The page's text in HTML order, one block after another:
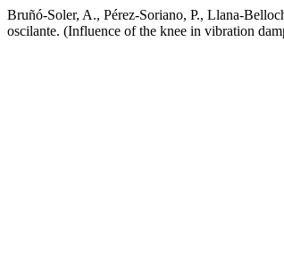
Bruñó-Soler, A., Pérez-Soriano, P., Llana-
oscilante. (Influence of the knee in vibration